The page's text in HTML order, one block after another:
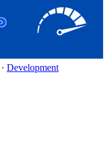
· Development